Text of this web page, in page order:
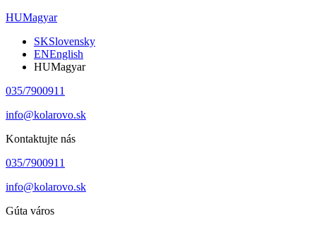
HUMagyar
SKSlovensky
ENEnglish
HUMagyar
035/7900911
info@kolarovo.sk
Kontaktujte nás
035/7900911
info@kolarovo.sk
Gúta város